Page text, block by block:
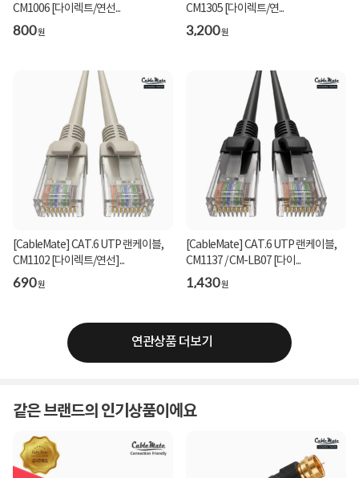
CM1006 [다이렉트/연선...
800원
CM1305 [다이렉트/연...
3,200원
[CableMate] CAT.6 UTP 랜케이블,
CM1102 [다이렉트/연선]...
690원
[CableMate] CAT.6 UTP 랜케이블,
CM1137 / CM-LB07 [다이...
1,430원
연관상품 더보기
같은 브랜드의 인기상품이에요